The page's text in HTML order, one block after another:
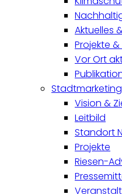
Aktuelles
Projekte
Vor Ort
Stadtmarketing
Vision &
Leitbild
Standort
Projekte
Riesen-